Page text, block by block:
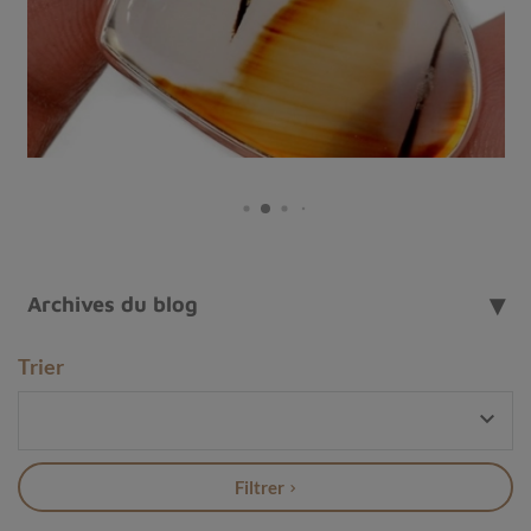
Quelles sont les vertus des bagues en pierre
naturelle ?
Archives du blog
Trier

Filtrer